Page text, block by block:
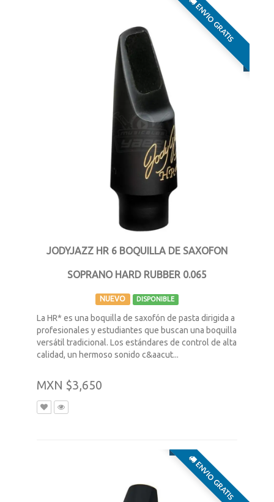
ENVIO GRATIS
JODYJAZZ HR 6 BOQUILLA DE SAXOFON
SOPRANO HARD RUBBER 0.065
NUEVO DISPONIBLE
La HR* es una boquilla de saxofón de pasta dirigida a
profesionales y estudiantes que buscan una boquilla
versátil tradicional. Los estándares de control de alta
calidad, un hermoso sonido c&aacut...
MXN $3,650
ENVIO GRATIS